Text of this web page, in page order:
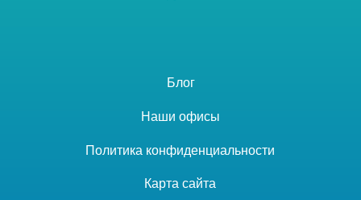
Блог
Наши офисы
Политика конфиденциальности
Карта сайта